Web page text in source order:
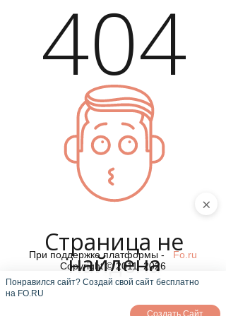
404
Страница не
найдена
При поддержке платформы -
Fo.ru
Copyright © 2011–2026
Понравился сайт? Создай свой сайт бесплатно
на FO.RU
Создать Сайт
×